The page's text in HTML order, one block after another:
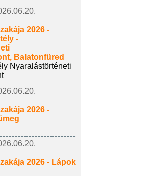
2026 -
-
Balatonfüred
Nyaralástörténeti
2026 -
2026 - Lápok